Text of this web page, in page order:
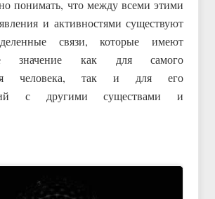
понимать, что между всеми этими
и активностями существуют
связи, которые имеют
значение как для самого
человека, так и для его
с другими существами и